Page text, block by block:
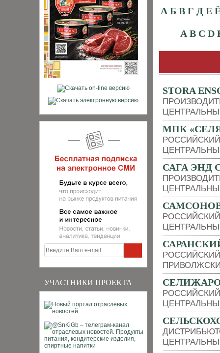
УЧАСТНИКИ ПРОЕКТА
А Б В Г Д Е
A B C D
STORA
МПК
САГА ЭНД